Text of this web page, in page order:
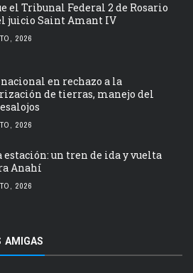
el Tribunal Federal 2 de Rosario
juicio Saint Amant IV
2026
en rechazo a la
de tierras, manejo del
2026
un tren de ida y vuelta
Anahí
2026
AMIGAS